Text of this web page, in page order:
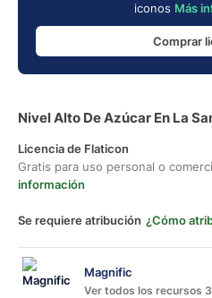
iconos Más
Comprar
Nivel Alto De Azúcar En La
Licencia de Flaticon
Gratis para uso personal o
información
Se requiere atribución ¿Cómo
Magnific
Ver todos los recursos